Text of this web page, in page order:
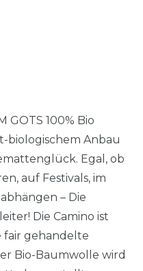
GOTS 100% Bio
biologischem Anbau
Egal, ob
auf Festivals, im
– Die
Die Camino ist
fair gehandelte
Bio-Baumwolle wird